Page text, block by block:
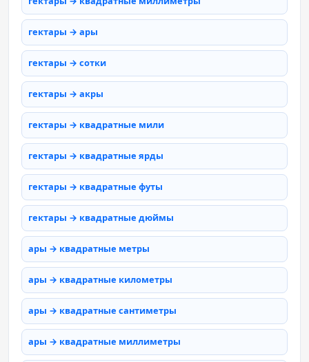
гектары → ары
гектары → сотки
гектары → акры
гектары → квадратные мили
гектары → квадратные ярды
гектары → квадратные футы
гектары → квадратные дюймы
ары → квадратные метры
ары → квадратные километры
ары → квадратные сантиметры
ары → квадратные миллиметры